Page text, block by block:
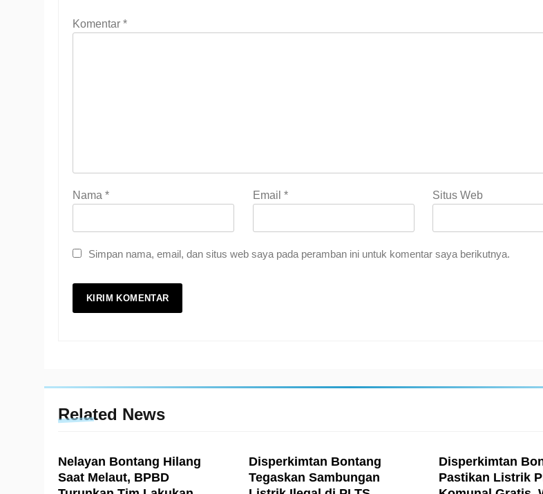
Komentar *
Nama * Email * Situs Web
Simpan nama, email, dan situs web saya pada peramban ini untuk komentar saya berikutnya.
Related News
Nelayan Bontang Hilang
Saat Melaut, BPBD
Disperkimtan Bontang
Tegaskan Sambungan
Disperkimtan
Pastikan Listrik